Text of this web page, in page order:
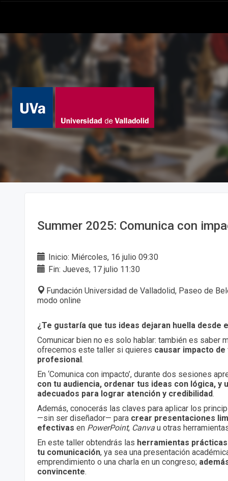
Summer 2025: Comunica con
Inicio: Miércoles, 16 julio 09:30
Fin: Jueves, 17 julio 11:30
Fundación Universidad de Valladolid, Paseo de
modo online
¿Te gustaría que tus ideas dejaran huella desde
Comunicar bien no es solo hablar: también es saber
ofrecemos este taller si quieres causar impacto
profesional .
En ‘Comunica con impacto’, durante dos sesiones
con tu audiencia, ordenar tus ideas con lógica, y
adecuados para lograr atención y credibilidad.
Además, conocerás las claves para aplicar los
—sin ser diseñador— para crear presentaciones
efectivas en PowerPoint, Canva u otras
En este taller obtendrás las herramientas
tu comunicación, ya sea una presentación
emprendimiento o una charla en un congreso;
convincente.